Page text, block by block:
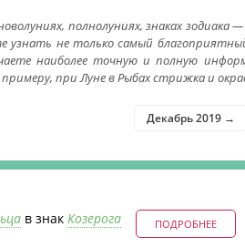
полнолуниях, знаках
не только самый
наиболее точную и полную
при Луне в Рыбах стрижка и
Декабрь 2019 →
ПОДРОБНЕЕ
в знак Козерога